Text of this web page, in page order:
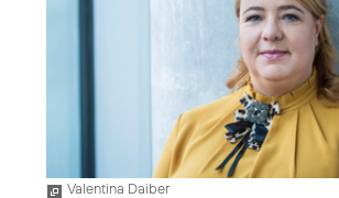
Valentina Daiber